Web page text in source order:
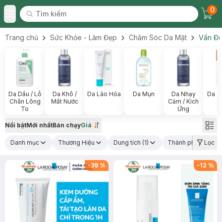
Toggle Menu
Tìm kiếm
Tìm kiếm
0
Trang chủ Sức Khỏe - Làm Đẹp Chăm Sóc Da Mặt Vấn
Da Dầu / Lỗ
Chân Lông
To
Da Khô /
Mất Nước
Da Lão Hóa Da Mụn
Da Nhạy
Cảm / Kích
Ứng
Da
Nổi bậtMới nhấtBán chạyGiá
Danh mục Thương Hiệu Dung tích (1) Thành phần nổi bật
Lọc
-39 % -12 %